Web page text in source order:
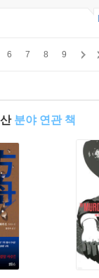
6 7 8 9
분야 연관 책